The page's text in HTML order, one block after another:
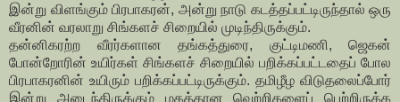
இன்று விளங்கும் பிரபாகரன், அன்று நாடு கடத்தப்பட்டிருந்தால் ஒரு
வீரனின் வரலாறு சிங்களச் சிறையில் முடிந்திருக்கும்.
தன்னிகரற்ற வீரர்களான தங்கத்துரை, குட்டிமணி, ஜெகன்
போன்றோரின் உயிர்கள் சிங்களச் சிறையில் பறிக்கப்பட்டதைப் போல
பிரபாகரனின் உயிரும் பறிக்கப்பட்டிருக்கும். தமிழீழ விடுதலைப்போர்
இன்று அடைந்திருக்கும் மகத்தான வெற்றிகளைப் பெற்றிருக்க